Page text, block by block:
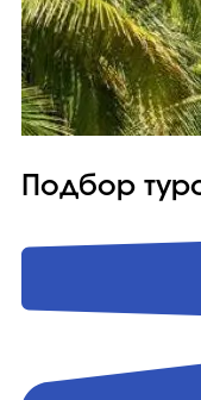
Подбор